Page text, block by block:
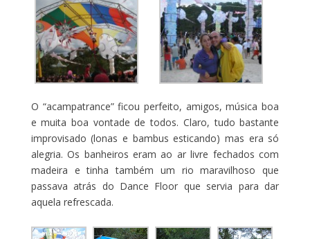
O “acampatrance” ficou perfeito, amigos, música boa
e muita boa vontade de todos. Claro, tudo bastante
improvisado (lonas e bambus esticando) mas era só
alegria. Os banheiros eram ao ar livre fechados com
madeira e tinha também um rio maravilhoso que
passava atrás do Dance Floor que servia para dar
aquela refrescada.